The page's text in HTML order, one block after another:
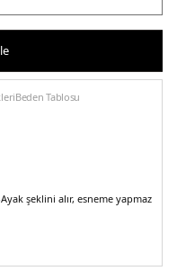
Beden Tablosu
şeklini alır, esneme yapmaz